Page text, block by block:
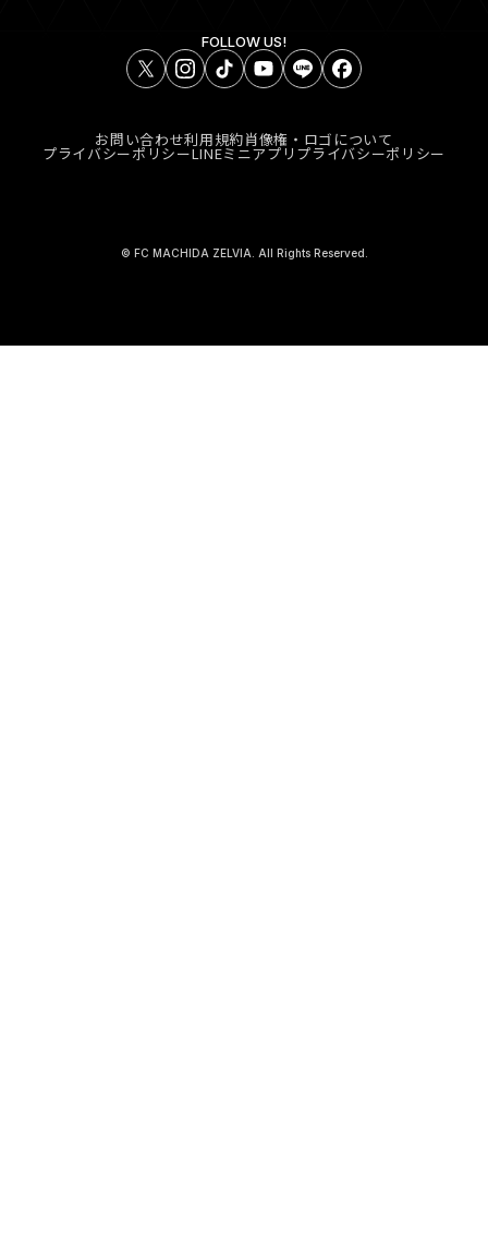
FOLLOW US!
お問い合わせ利用規約肖像権・ロゴについて
プライバシーポリシーLINEミニアプリプライバシーポリシー
© FC MACHIDA ZELVIA. All Rights Reserved.